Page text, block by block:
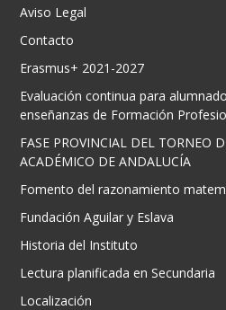
Aviso Legal
Contacto
Erasmus+ 2021-2027
Evaluación continua para
enseñanzas de Formación
FASE PROVINCIAL DEL TORNEO
ACADÉMICO DE ANDALUCÍA
Fomento del razonamiento
Fundación Aguilar y Eslava
Historia del Instituto
Lectura planificada en Secundaria
Localización